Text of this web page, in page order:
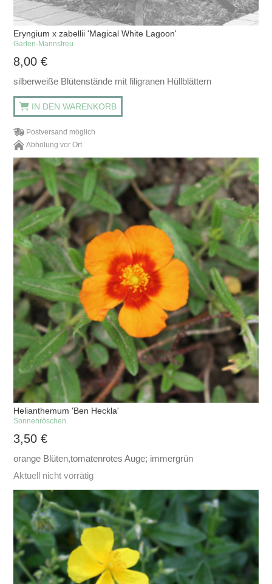
Eryngium x zabellii 'Magical White Lagoon'
Garten-Mannstreu
8,00€
silberweiße Blütenstände mit filigranen Hüllblättern
IN DEN WARENKORB
Postversand möglich
Abholung vor Ort
Helianthemum 'Ben Heckla'
Sonnenröschen
3,50€
orange Blüten,tomatenrotes Auge; immergrün
Aktuell nicht vorrätig